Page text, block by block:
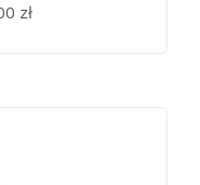
zł
KOSZYKA